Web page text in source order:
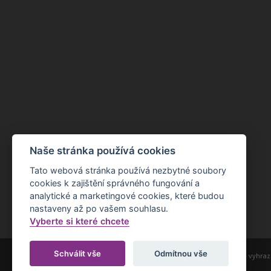
Copyright ©2022 Základní škola Nepomuk. Všechna práva
Naše stránka používá cookies
Tato webová stránka používá nezbytné soubory
cookies k zajištění správného fungování a
analytické a marketingové cookies, které budou
nastaveny až po vašem souhlasu.
Vyberte si které chcete
Schválit vše Odmítnou vše